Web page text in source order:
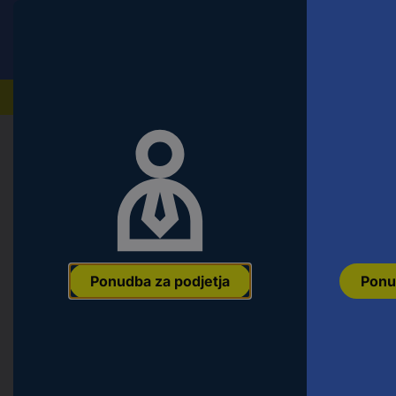
Ponudba za podjetja
Orodje & Delavnica
KS Tools 503.4681 503.4681
ključa (palec) (samo za naslov) 5/16"
4042146112779 Koda proizvajalca:503.4681 Št. izdelka: